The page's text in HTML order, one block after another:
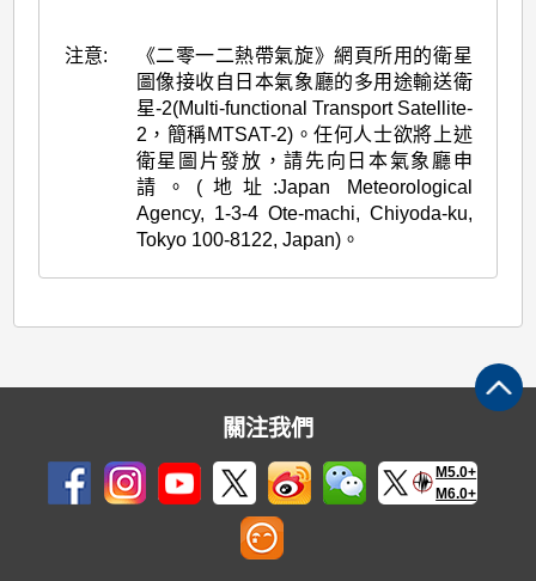
注意:
《二零一二熱帶氣旋》網頁所用的衛星
圖像接收自日本氣象廳的多用途輸送衛
星-2(Multi-functional Transport Satellite-
2，簡稱MTSAT-2)。任何人士欲將上述
衛星圖片發放，請先向日本氣象廳申
請。(地址:Japan Meteorological
Agency, 1-3-4 Ote-machi, Chiyoda-ku,
Tokyo 100-8122, Japan)。
關注我們
M5.0+
M6.0+